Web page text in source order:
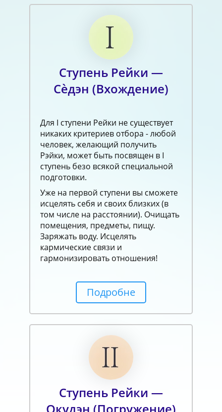
Ступень Рейки —
Сѐдэн (Вхождение)
Для I ступени Рейки не существует
никаких критериев отбора - любой
человек, желающий получить
Рэйки, может быть посвящен в I
ступень безо всякой специальной
подготовки.
Уже на первой ступени вы сможете
исцелять себя и своих близких (в
том числе на расстоянии). Очищать
помещения, предметы, пищу.
Заряжать воду. Исцелять
кармические связи и
гармонизировать отношения!
Подробне
Ступень Рейки —